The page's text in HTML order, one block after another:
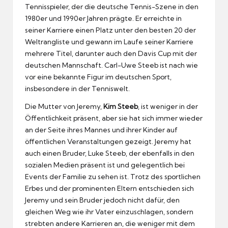
Tennisspieler, der die deutsche Tennis-Szene in den
1980er und 1990er Jahren prägte. Er erreichte in
seiner Karriere einen Platz unter den besten 20 der
Weltrangliste und gewann im Laufe seiner Karriere
mehrere Titel, darunter auch den Davis Cup mit der
deutschen Mannschaft. Carl-Uwe Steeb ist nach wie
vor eine bekannte Figur im deutschen Sport,
insbesondere in der Tenniswelt.
Die Mutter von Jeremy, Kim Steeb, ist weniger in der
Öffentlichkeit präsent, aber sie hat sich immer wieder
an der Seite ihres Mannes und ihrer Kinder auf
öffentlichen Veranstaltungen gezeigt. Jeremy hat
auch einen Bruder, Luke Steeb, der ebenfalls in den
sozialen Medien präsent ist und gelegentlich bei
Events der Familie zu sehen ist. Trotz des sportlichen
Erbes und der prominenten Eltern entschieden sich
Jeremy und sein Bruder jedoch nicht dafür, den
gleichen Weg wie ihr Vater einzuschlagen, sondern
strebten andere Karrieren an, die weniger mit dem